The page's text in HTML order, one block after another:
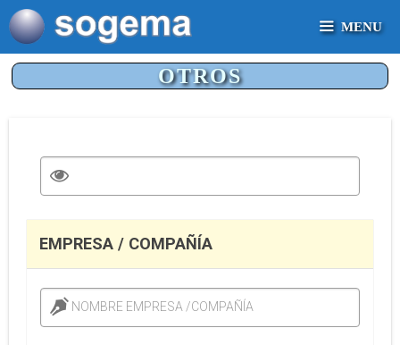
Saltar
contenido
MENU
OTROS
EMPRESA / COMPAÑÍA
NOMBRE EMPRESA /COMPAÑÍA